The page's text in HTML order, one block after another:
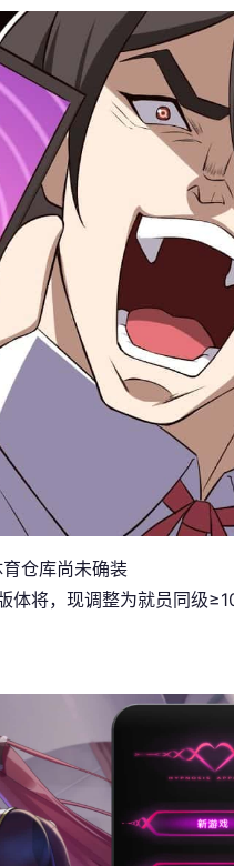
仓库尚未确装
体将，现调整为就员同级